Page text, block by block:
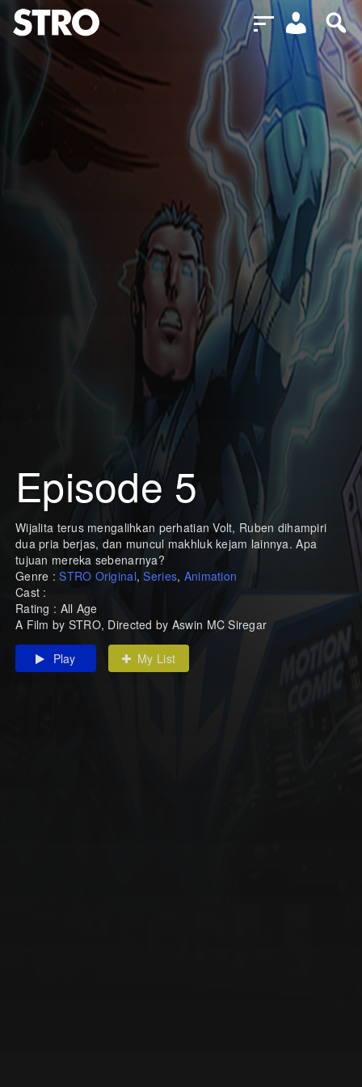
Episode 5
Wijalita terus mengalihkan perhatian Volt, Ruben dihampiri
dua pria berjas, dan muncul makhluk kejam lainnya. Apa
tujuan mereka sebenarnya?
Genre :STRO Original,Series, Animation
Cast :
Rating : All Age
A Film by STRO, Directed by Aswin MC Siregar
Play My List